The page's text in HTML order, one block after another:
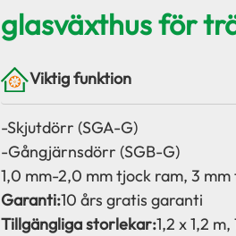
glasväxthus för
Viktig funktion
-Skjutdörr (SGA-G)
-Gångjärnsdörr (SGB-G)
1,0 mm-2,0 mm tjock ram, 3 mm
Garanti:10 års gratis garanti
Tillgängliga storlekar:1,2 x 1,2 m,